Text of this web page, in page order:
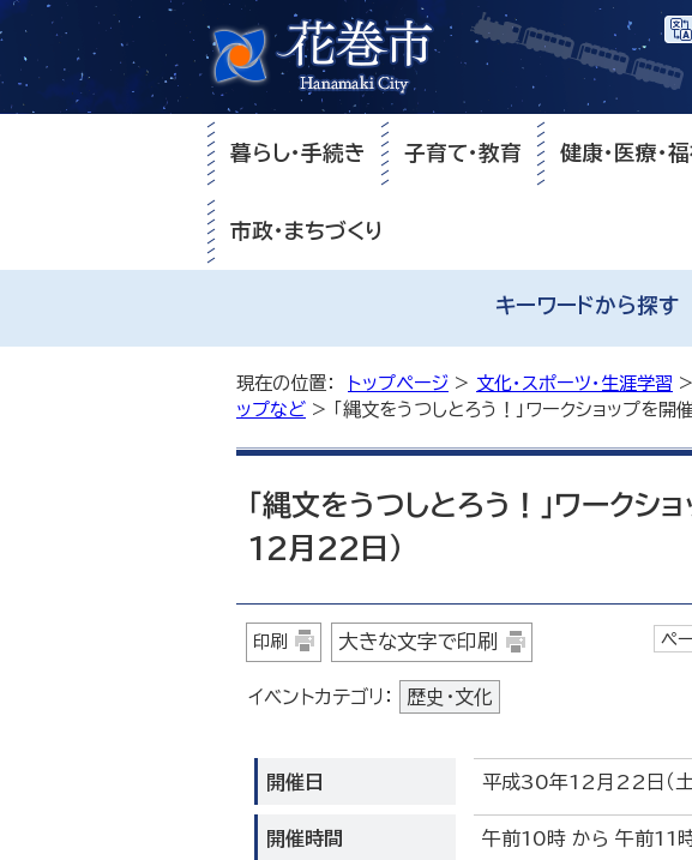
暮らし・手続き 子育て・教育 健康・医療・
市政・まちづくり
キーワードから探す
現在の位置： トップページ > 文化・スポーツ・生涯学習 >
ップなど > 「縄文をうつしとろう！」ワークショップを
「縄文をうつしとろう！」ワークシ
12月22日）
印刷 大きな文字で印刷 ペ
イベントカテゴリ： 歴史・文化
開催日 平成30年12月22日（土
開催時間 午前10時 から 午前11